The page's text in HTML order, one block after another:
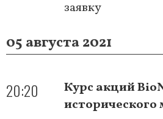
заявку
05 августа 2021
20:20
Курс акций